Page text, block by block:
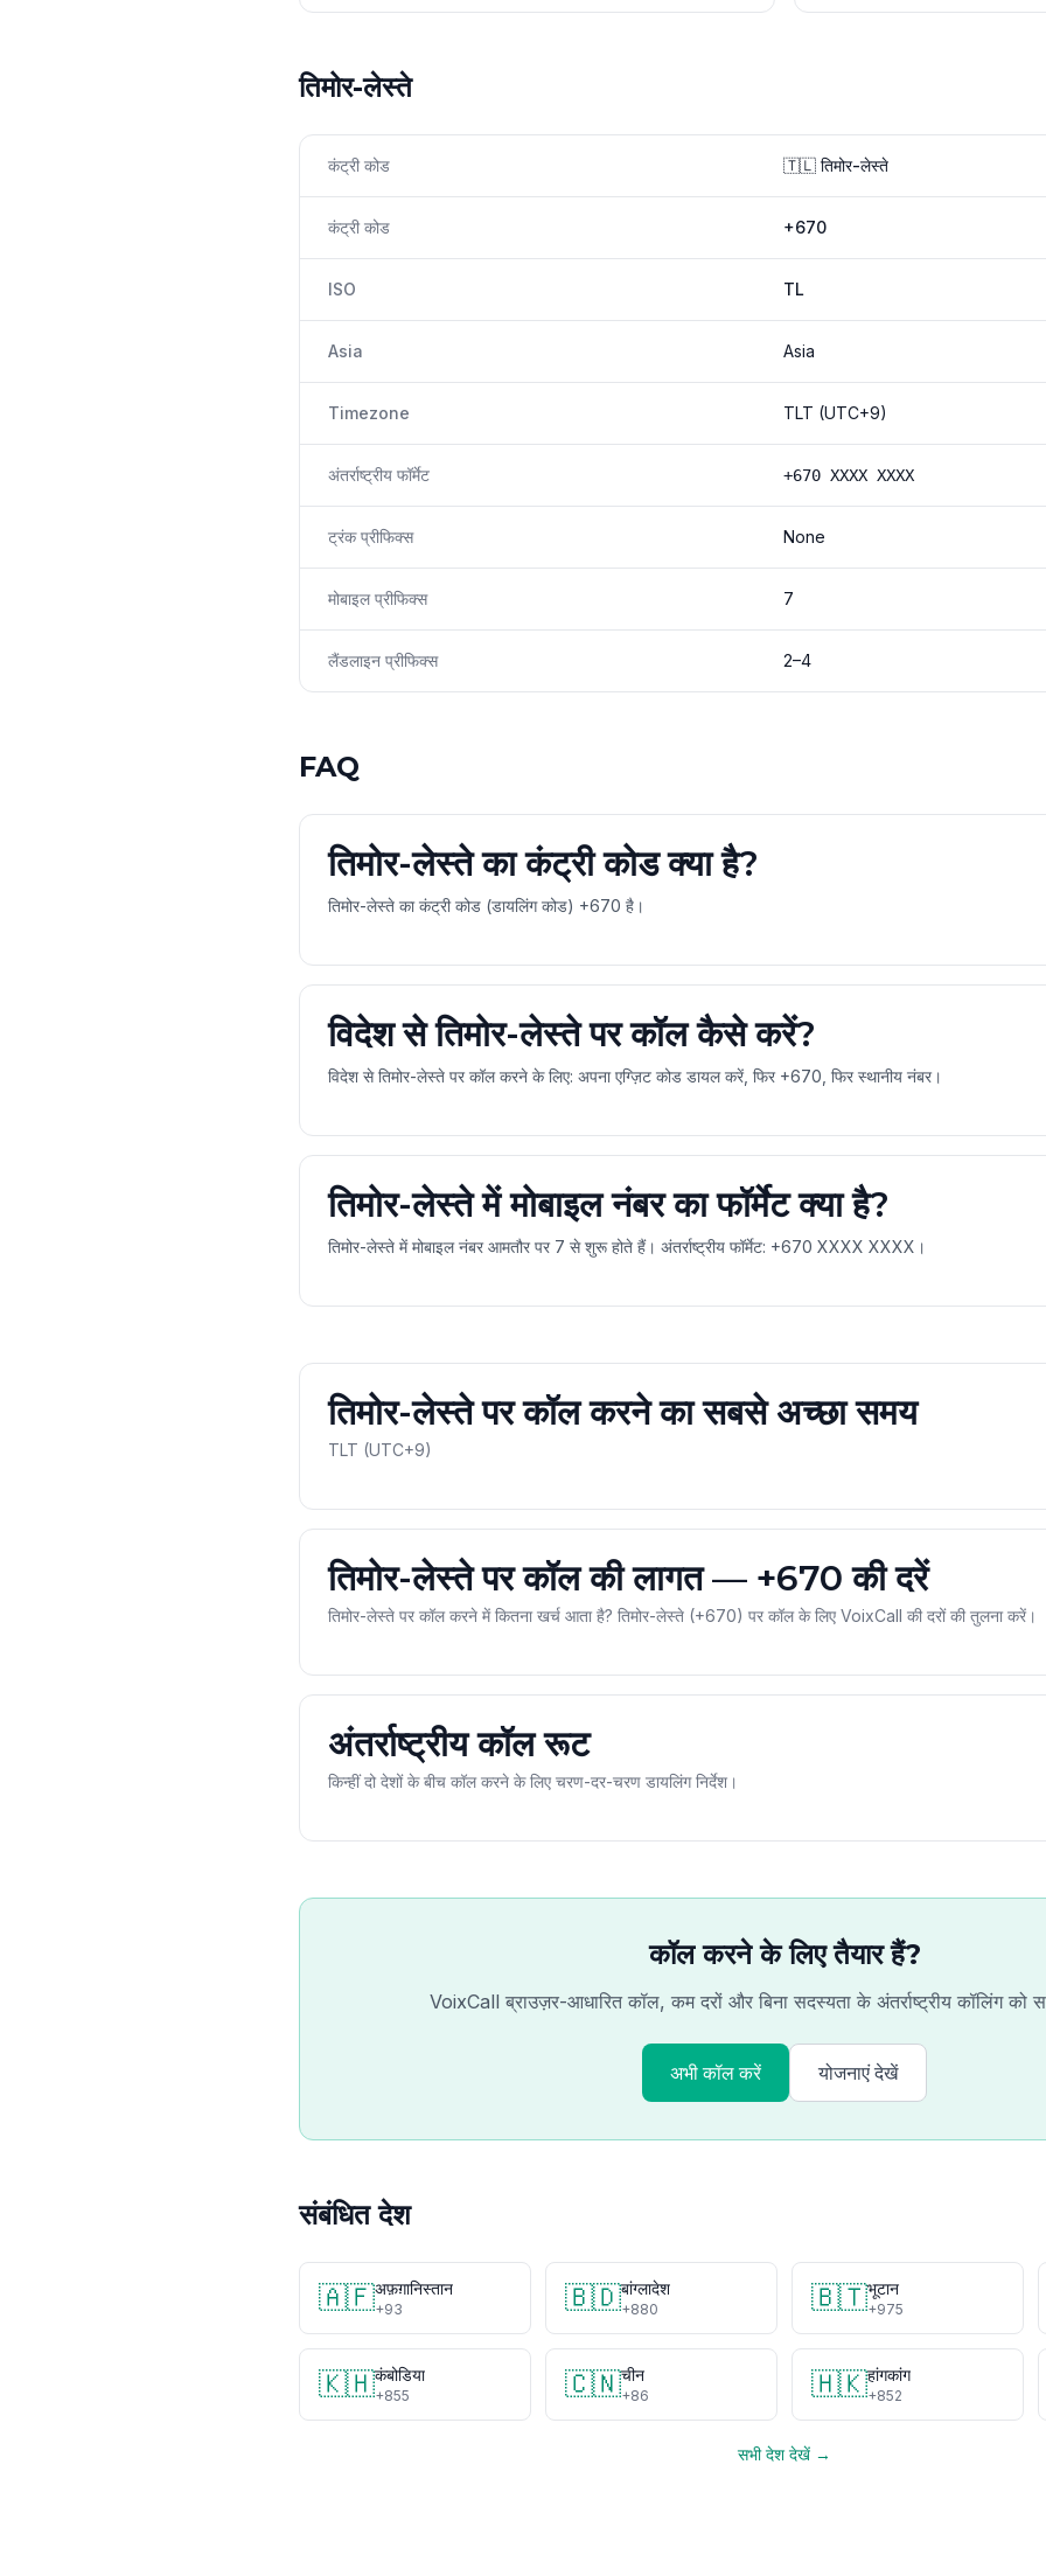
तिमोर-लेस्ते
कंट्री कोड 🇹🇱 तिमोर-लेस्ते
कंट्री कोड +670
ISO TL
Asia Asia
Timezone TLT (UTC+9)
अंतर्राष्ट्रीय फॉर्मेट +670 XXXX XXXX
ट्रंक प्रीफिक्स None
मोबाइल प्रीफिक्स 7
लैंडलाइन प्रीफिक्स 2–4
FAQ
तिमोर-लेस्ते का कंट्री कोड क्या है?
तिमोर-लेस्ते का कंट्री कोड (डायलिंग कोड) +670 है।
विदेश से तिमोर-लेस्ते पर कॉल कैसे करें?
विदेश से तिमोर-लेस्ते पर कॉल करने के लिए: अपना एग्ज़िट कोड डायल करें, फिर +670, फिर स्थानीय नंबर।
तिमोर-लेस्ते में मोबाइल नंबर का फॉर्मेट क्या है?
तिमोर-लेस्ते में मोबाइल नंबर आमतौर पर 7 से शुरू होते हैं। अंतर्राष्ट्रीय फॉर्मेट: +670 XXXX XXXX।
तिमोर-लेस्ते पर कॉल करने का सबसे अच्छा समय
TLT (UTC+9)
तिमोर-लेस्ते पर कॉल की लागत — +670 की दरें
तिमोर-लेस्ते पर कॉल करने में कितना खर्च आता है? तिमोर-लेस्ते (+670) पर कॉल के लिए VoixCall की दरों की तुलना करें।
अंतर्राष्ट्रीय कॉल रूट
किन्हीं दो देशों के बीच कॉल करने के लिए चरण-दर-चरण डायलिंग निर्देश।
कॉल करने के लिए तैयार हैं?
VoixCall ब्राउज़र-आधारित कॉल, कम दरों और बिना सदस्यता के अंतर्राष्ट्रीय कॉलिंग को
अभी कॉल करें योजनाएं देखें
संबंधित देश
🇦🇫अफ़ग़ानिस्तान
+93 🇧🇩बांग्लादेश
+880 🇧🇹भूटान
+975
🇰🇭कंबोडिया
+855 🇨🇳चीन
+86 🇭🇰हांगकांग
+852
सभी देश देखें →